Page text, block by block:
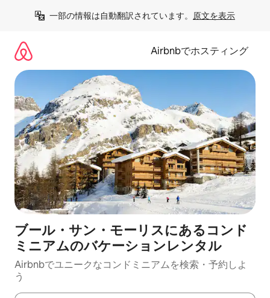
一部の情報は自動翻訳されています。 原文を表示
Airbnbでホスティング
ブール・サン・モーリスにあるコンド
ミニアムのバケーションレンタル
Airbnbでユニークなコンドミニアムを検索・予約しよ
う